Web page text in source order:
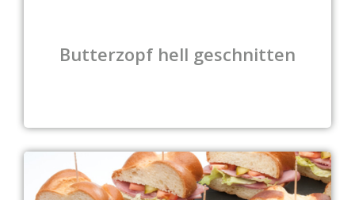
Butterzopf hell geschnitten